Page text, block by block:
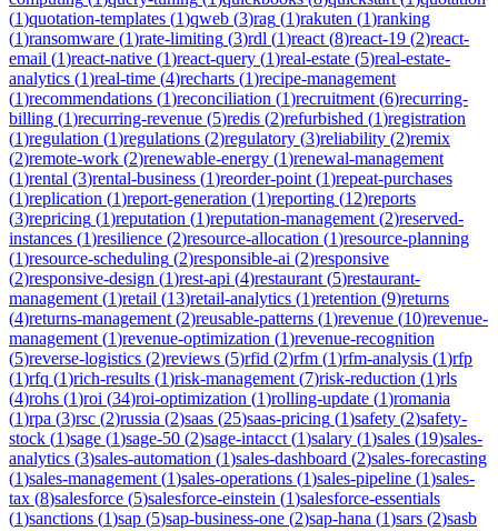
(1)quotation-templates (1)qweb (3)rag (1)rakuten (1)ranking
(1)ransomware (1)rate-limiting (3)rdl (1)react (8)react-19 (2)react-
email (1)react-native (1)react-query (1)real-estate (5)real-estate-
analytics (1)real-time (4)recharts (1)recipe-management
(1)recommendations (1)reconciliation (1)recruitment (6)recurring-
billing (1)recurring-revenue (5)redis (2)refurbished (1)registration
(1)regulation (1)regulations (2)regulatory (3)reliability (2)remix
(2)remote-work (2)renewable-energy (1)renewal-management
(1)rental (3)rental-business (1)reorder-point (1)repeat-purchases
(1)replication (1)report-generation (1)reporting (12)reports
(3)repricing (1)reputation (1)reputation-management (2)reserved-
instances (1)resilience (2)resource-allocation (1)resource-planning
(1)resource-scheduling (2)responsible-ai (2)responsive
(2)responsive-design (1)rest-api (4)restaurant (5)restaurant-
management (1)retail (13)retail-analytics (1)retention (9)returns
(4)returns-management (2)reusable-patterns (1)revenue (10)revenue-
management (1)revenue-optimization (1)revenue-recognition
(5)reverse-logistics (2)reviews (5)rfid (2)rfm (1)rfm-analysis (1)rfp
(1)rfq (1)rich-results (1)risk-management (7)risk-reduction (1)rls
(4)rohs (1)roi (34)roi-optimization (1)rolling-update (1)romania
(1)rpa (3)rsc (2)russia (2)saas (25)saas-pricing (1)safety (2)safety-
stock (1)sage (1)sage-50 (2)sage-intacct (1)salary (1)sales (19)sales-
analytics (3)sales-automation (1)sales-dashboard (2)sales-forecasting
(1)sales-management (1)sales-operations (1)sales-pipeline (1)sales-
tax (8)salesforce (5)salesforce-einstein (1)salesforce-essentials
(1)sanctions (1)sap (5)sap-business-one (2)sap-hana (1)sars (2)sasb